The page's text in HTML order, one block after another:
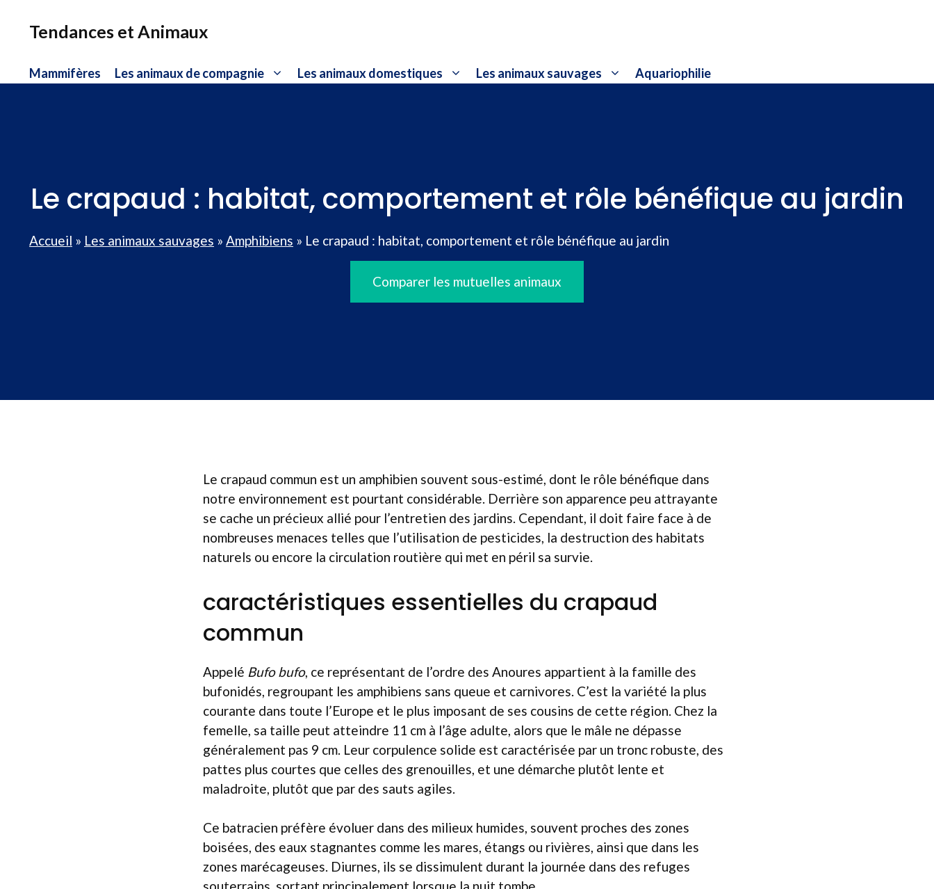
Tendances et Animaux
Mammifères Les animaux de compagnie Les animaux domestiques Les animaux sauvages Aquariophilie
Le crapaud : habitat, comportement et rôle bénéfique au jardin
Accueil » Les animaux sauvages » Amphibiens » Le crapaud : habitat, comportement et rôle bénéfique au jardin
Comparer les mutuelles animaux
Le crapaud commun est un amphibien souvent sous-estimé, dont le rôle bénéfique dans
notre environnement est pourtant considérable. Derrière son apparence peu attrayante
se cache un précieux allié pour l’entretien des jardins. Cependant, il doit faire face à de
nombreuses menaces telles que l’utilisation de pesticides, la destruction des habitats
naturels ou encore la circulation routière qui met en péril sa survie.
caractéristiques essentielles du crapaud
commun
Appelé Bufo bufo, ce représentant de l’ordre des Anoures appartient à la famille des
bufonidés, regroupant les amphibiens sans queue et carnivores. C’est la variété la plus
courante dans toute l’Europe et le plus imposant de ses cousins de cette région. Chez la
femelle, sa taille peut atteindre 11 cm à l’âge adulte, alors que le mâle ne dépasse
généralement pas 9 cm. Leur corpulence solide est caractérisée par un tronc robuste, des
pattes plus courtes que celles des grenouilles, et une démarche plutôt lente et
maladroite, plutôt que par des sauts agiles.
Ce batracien préfère évoluer dans des milieux humides, souvent proches des zones
boisées, des eaux stagnantes comme les mares, étangs ou rivières, ainsi que dans les
zones marécageuses. Diurnes, ils se dissimulent durant la journée dans des refuges